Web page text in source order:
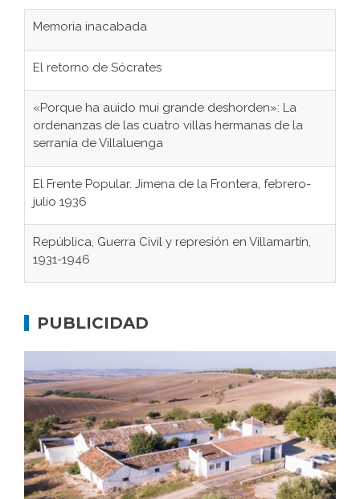
Memoria inacabada
El retorno de Sócrates
«Porque ha auido mui grande deshorden»: La
ordenanzas de las cuatro villas hermanas de la
serranía de Villaluenga
El Frente Popular. Jimena de la Frontera, febrero-
julio 1936
República, Guerra Civil y represión en Villamartín,
1931-1946
concentración nazis
Bornos
El Frente Popular. Ubrique, febrero-julio 1936
Juntar las letras. La alfabetización en el campo: del
afán de saber a la autogestión
PUBLICIDAD